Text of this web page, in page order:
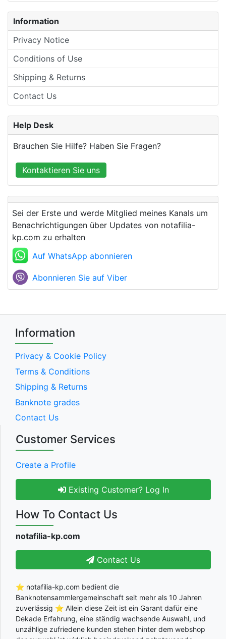
Information
Privacy Notice
Conditions of Use
Shipping & Returns
Contact Us
Help Desk
Brauchen Sie Hilfe? Haben Sie Fragen?
Kontaktieren Sie uns
Sei der Erste und werde Mitglied meines Kanals um
Benachrichtigungen über Updates von notafilia-
kp.com zu erhalten
Auf WhatsApp abonnieren
Abonnieren Sie auf Viber
Information
Privacy & Cookie Policy
Terms & Conditions
Shipping & Returns
Banknote grades
Contact Us
Customer Services
Create a Profile
Existing Customer? Log In
How To Contact Us
notafilia-kp.com
Contact Us
⭐ notafilia-kp.com bedient die
Banknotensammlergemeinschaft seit mehr als 10 Jahren
zuverlässig ⭐ Allein diese Zeit ist ein Garant dafür eine
Dekade Erfahrung, eine ständig wachsende Auswahl, und
unzählige zufriedene kunden stehen hinter dem webshop